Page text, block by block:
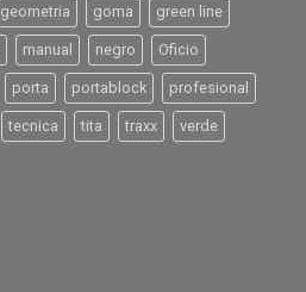
geometria goma green line
manual negro Oficio
porta portablock profesional
tecnica tita traxx verde